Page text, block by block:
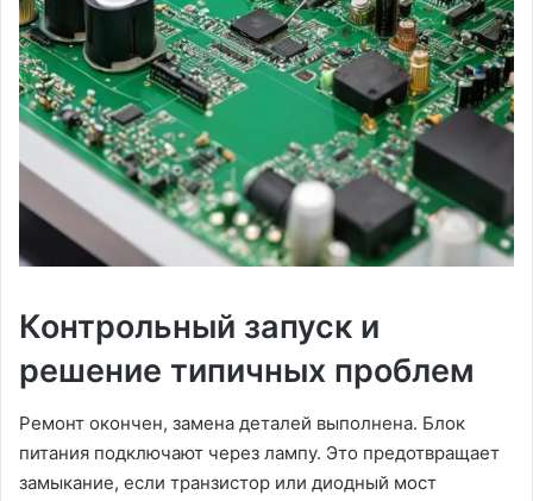
Контрольный запуск и
решение типичных проблем
Ремонт окончен, замена деталей выполнена. Блок
питания подключают через лампу. Это предотвращает
замыкание, если транзистор или диодный мост